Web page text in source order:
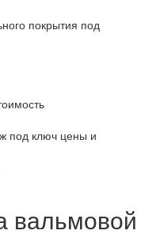
вальмовой